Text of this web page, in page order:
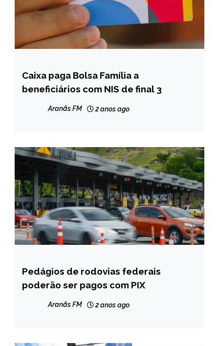
BRASIL
NOTÍCIAS
Caixa paga Bolsa Família a
beneficiários com NIS de final 3
Aranãs FM 2 anos ago
BRASIL
NOTÍCIAS
Pedágios de rodovias federais
poderão ser pagos com PIX
Aranãs FM 2 anos ago